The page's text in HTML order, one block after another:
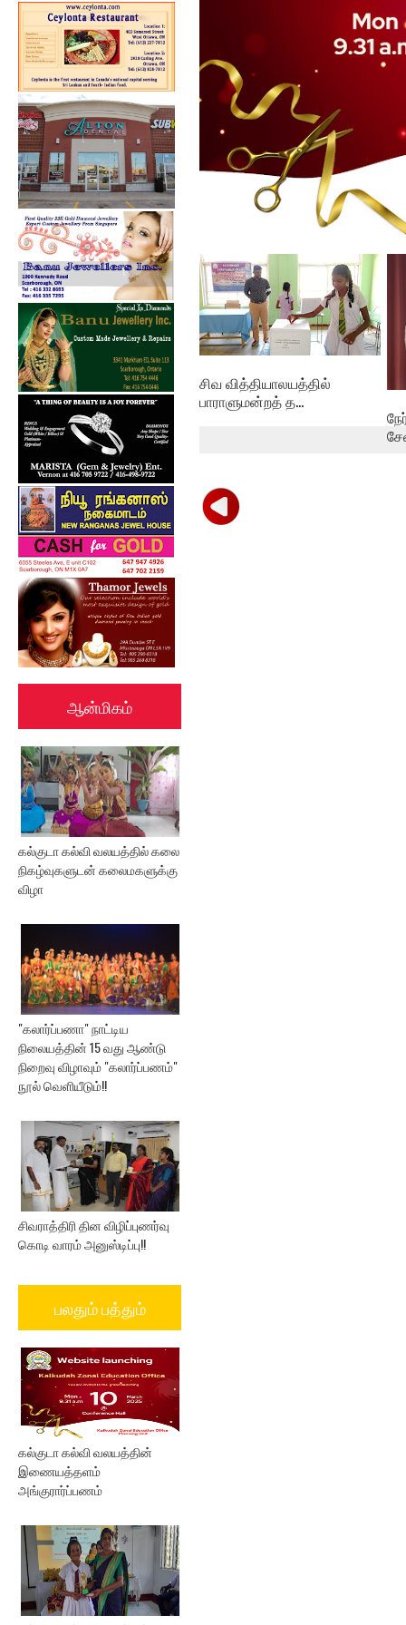
ஆன்மிகம்
கல்குடா கல்வி வலயத்தில் கலை
நிகழ்வுகளுடன் கலைமகளுக்கு
விழா
"கலார்ப்பணா" நாட்டிய
நிலையத்தின் 15 வது ஆண்டு
நிறைவு விழாவும் "கலார்ப்பணம்"
நூல் வெளியீடும்!!
சிவராத்திரி தின விழிப்புணர்வு
கொடி வாரம் அனுஸ்டிப்பு!!
பலதும் பத்தும்
கல்குடா கல்வி வலயத்தின்
இணையத்தளம்
அங்குரார்ப்பணம்
கல்குடா கல்வி வலயத்தின்
இணையத்தளம் ...
சிவ வித்தியாலயத்தில்
பாராளுமன்றத் த...